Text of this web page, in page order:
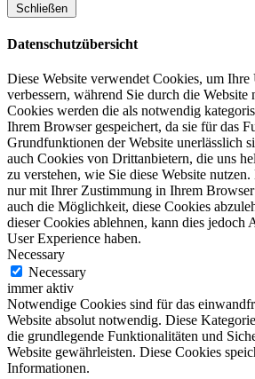
Schließen
Datenschutzübersicht
Diese Website verwendet Cookies, um Ihre
verbessern, während Sie durch die Website
Cookies werden die als notwendig
Ihrem Browser gespeichert, da sie für das
Grundfunktionen der Website unerlässlich
auch Cookies von Drittanbietern, die uns
zu verstehen, wie Sie diese Website
nur mit Ihrer Zustimmung in Ihrem Browser
auch die Möglichkeit, diese Cookies
dieser Cookies ablehnen, kann dies jedoch
User Experience haben.
Necessary
Necessary
immer aktiv
Notwendige Cookies sind für das
Website absolut notwendig. Diese
die grundlegende Funktionalitäten und
Website gewährleisten. Diese Cookies
Informationen.